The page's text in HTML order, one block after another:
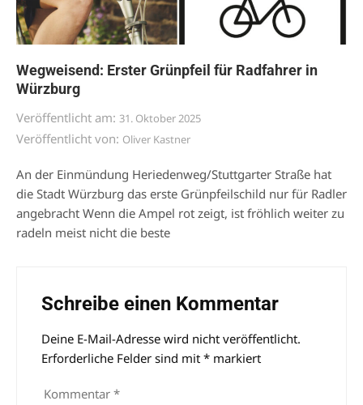
Wegweisend: Erster Grünpfeil für Radfahrer in
Würzburg
Veröffentlicht am: 31. Oktober 2025
Veröffentlicht von: Oliver Kastner
An der Einmündung Heriedenweg/Stuttgarter Straße hat
die Stadt Würzburg das erste Grünpfeilschild nur für Radler
angebracht Wenn die Ampel rot zeigt, ist fröhlich weiter zu
radeln meist nicht die beste
Schreibe einen Kommentar
Deine E-Mail-Adresse wird nicht veröffentlicht.
Erforderliche Felder sind mit * markiert
Kommentar *
Alternative: